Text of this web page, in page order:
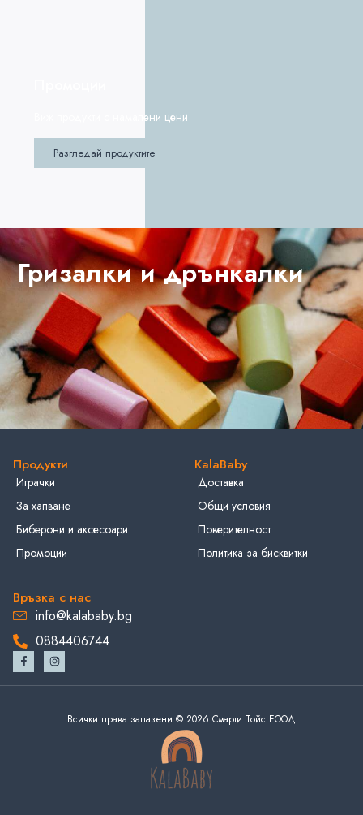
Виж продукти с намалени цени
Разгледай продуктите
Гризалки и дрънкалки
Продукти
Играчки
За хапване
Биберони и аксесоари
Промоции
KalaBaby
Доставка
Общи условия
Поверителност
Политика за бисквитки
Връзка с нас
info@kalababy.bg
0884406744
Всички права запазени © 2026 Смарти Тойс ЕООД